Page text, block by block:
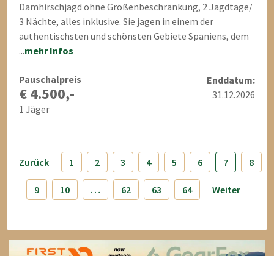
Damhirschjagd ohne Größenbeschränkung, 2 Jagdtage/
3 Nächte, alles inklusive. Sie jagen in einem der
authentischsten und schönsten Gebiete Spaniens, dem
...mehr Infos
Pauschalpreis
€ 4.500,-
1 Jäger
Enddatum:
31.12.2026
Zurück 1 2 3 4 5 6 7 8
9 10 … 62 63 64 Weiter